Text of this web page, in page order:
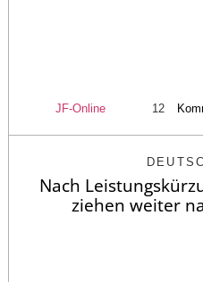
JF-Online 12
Nach
ziehen weiter